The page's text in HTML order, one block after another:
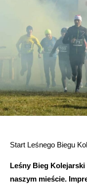
Start Leśnego Biegu
Leśny Bieg
naszym mieście.